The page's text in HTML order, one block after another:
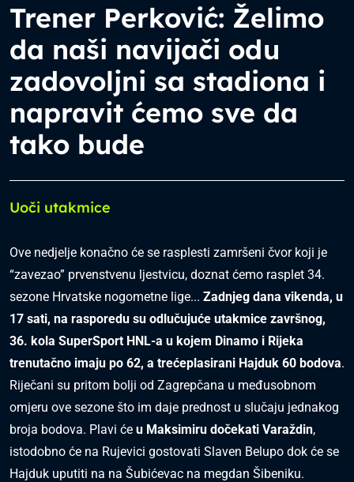
Trener Perković: Želimo
da naši navijači odu
zadovoljni sa stadiona i
napravit ćemo sve da
tako bude
Uoči utakmice
Ove nedjelje konačno će se rasplesti zamršeni čvor koji je
“zavezao” prvenstvenu ljestvicu, doznat ćemo rasplet 34.
sezone Hrvatske nogometne lige... Zadnjeg dana vikenda, u
17 sati, na rasporedu su odlučujuće utakmice završnog,
36. kola SuperSport HNL-a u kojem Dinamo i Rijeka
trenutačno imaju po 62, a trećeplasirani Hajduk 60 bodova.
Riječani su pritom bolji od Zagrepčana u međusobnom
omjeru ove sezone što im daje prednost u slučaju jednakog
broja bodova. Plavi će u Maksimiru dočekati Varaždin,
istodobno će na Rujevici gostovati Slaven Belupo dok će se
Hajduk uputiti na na Šubićevac na megdan Šibeniku.